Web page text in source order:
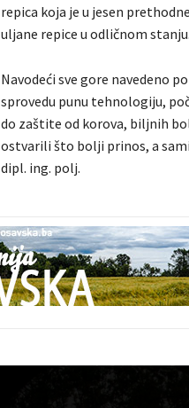
repica koja je u jesen
uljane repice u odličnom stanju.
Navodeći sve gore navedeno
sprovedu punu tehnologiju,
do zaštite od korova, biljnih
ostvarili što bolji prinos, a
dipl. ing. polj.